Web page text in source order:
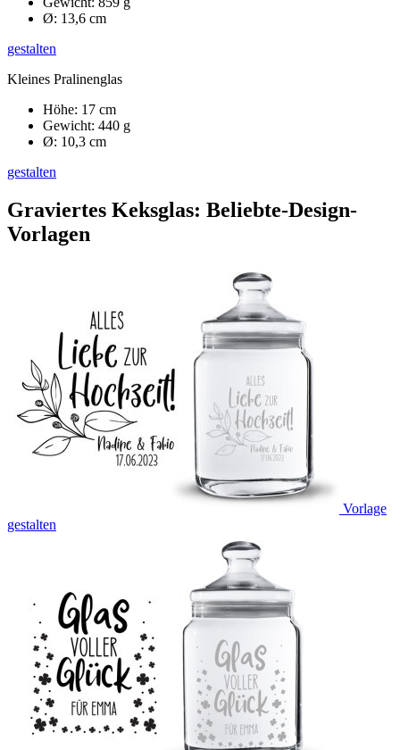
Ø: 13,6 cm
gestalten
Kleines Pralinenglas
Höhe: 17 cm
Gewicht: 440 g
Ø: 10,3 cm
gestalten
Graviertes Keksglas: Beliebte-Design-
Vorlagen
Vorlage
gestalten